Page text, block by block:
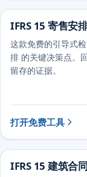
IFRS 15 寄售安
这款免费的引导式
排 的关键决策点。
留存的证据。
打开免费工具
IFRS 15 建筑合